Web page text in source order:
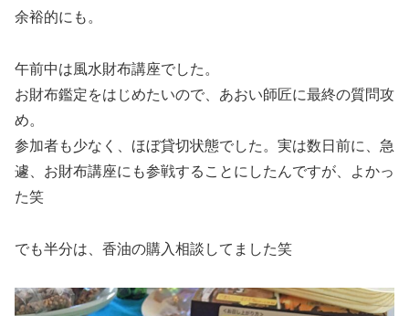
余裕的にも。
午前中は風水財布講座でした。
お財布鑑定をはじめたいので、あおい師匠に最終の質問攻
め。
参加者も少なく、ほぼ貸切状態でした。実は数日前に、急
遽、お財布講座にも参戦することにしたんですが、よかっ
た笑
でも半分は、香油の購入相談してました笑